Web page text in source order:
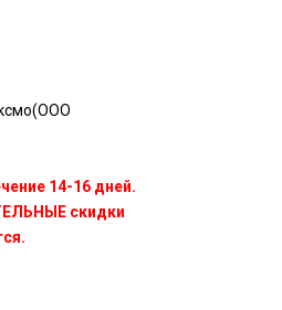
14-16 дней.
скидки